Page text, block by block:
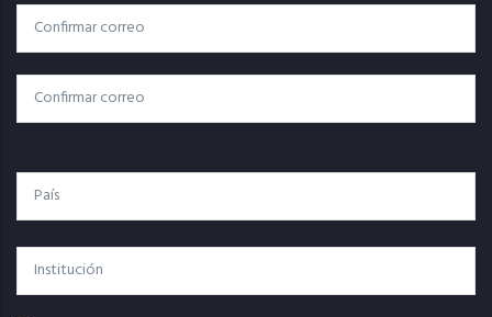
Correo
Electrónico
Correo Electrónico
Confirmar Correo
País
Institución